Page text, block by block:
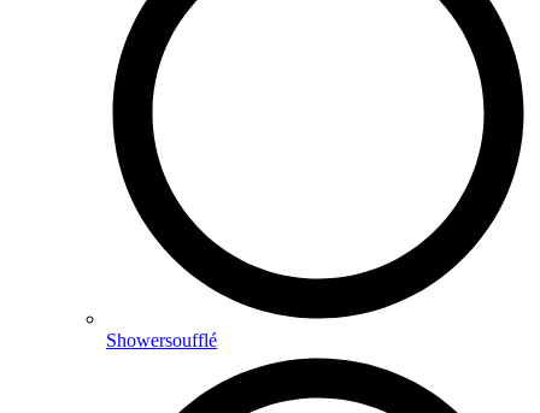
Showersoufflé